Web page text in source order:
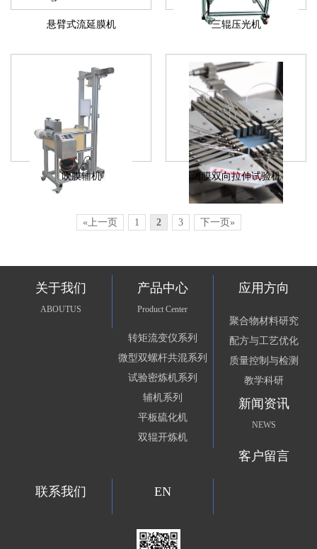
悬臂式流延膜机 三辊压光机
吹膜辅机 薄膜双向拉伸试验机
«上一页 1 2 3 下一页»
关于我们
ABOUTUS
产品中心
Product Center
转矩流变仪系列
微型双螺杆共混系列
试验密炼机系列
辅机系列
平板硫化机
双辊开炼机
应用方向
聚合物材料研究
配方与工艺优化
质量控制与检测
教学科研
新闻资讯
NEWS
客户留言
联系我们 EN